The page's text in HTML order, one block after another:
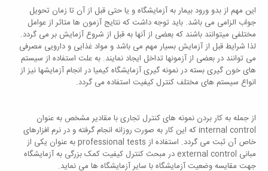
این مهم از بدو ورود بیمار به آزمایشگاه و یا حتی قبل از آن تا زمان تحویل
جواب الزامی می باشد. باید توجه داشت که نتایج آزمون ها متاثر از عوامل
مختلفی میتوانند باشند که بعضی از آنها به قبل از شروع آزمایش بر می گردد.
لذا شرایط قبل از آزمایش بسیار مهم می باشد و مواد غذایی و دارویی مصرفی
می توانند در بعضی از آزمونها تداخل ایجاد نمایند. به علت استفاده از سیستم
های خون گیری بسته در نمونه گیری آزمایشگاه کیمیا در انجام آزمایشها نیز از
انواع سیستم های مختلف کنترل کیفیت استفاده می گردد.
از جمله به کار بردن نمونه های کنترل تجاری با مقادیر مشخص به عنوان
internal control که این کار به صورت روزانه انجام گرفته و در نرم افزارهای
خاص آن ثبت می گردد. استفاده از professional tests به عنوان یکی از
مبانی external control در مبحث کنترل کیفیت کمک بزرگی به آزمایشگاه
جهت مقایسه وضعیت آزمایشگاه با سایر آزمایشگاه ها می نماید.